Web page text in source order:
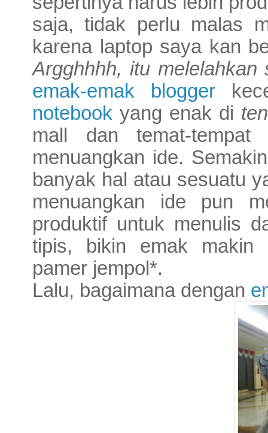
saja, tidak perlu malas
karena laptop saya kan
Argghhhh, itu melelahkan
emak-emak blogger
notebook yang enak di
mall dan temat-
menuangkan ide.
banyak hal atau sesuatu
menuangkan ide pun
produktif untuk menulis
tipis, bikin emak makin
pamer jempol*.
Lalu, bagaimana dengan